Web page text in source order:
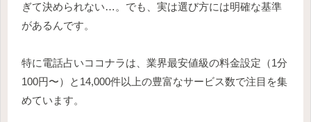
ぎて決められない…。でも、実は選び方には明確な基準
があるんです。
特に電話占いココナラは、業界最安値級の料金設定（1分
100円〜）と14,000件以上の豊富なサービス数で注目を集
めています。